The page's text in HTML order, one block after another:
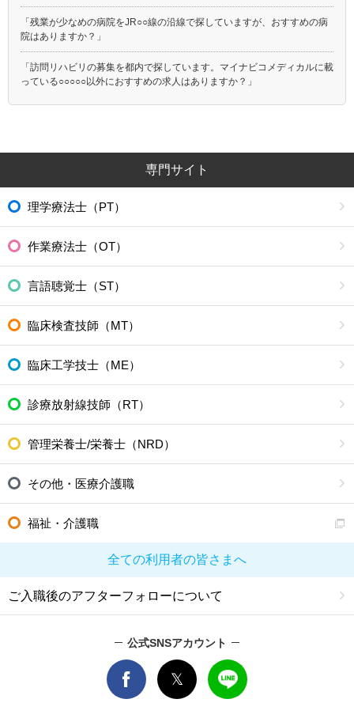
「残業が少なめの病院をJR○○線の沿線で探していますが、おすすめの病
院はありますか？」
「訪問リハビリの募集を都内で探しています。マイナビコメディカルに載
っている○○○○○以外におすすめの求人はありますか？」
専門サイト
理学療法士（PT）
作業療法士（OT）
言語聴覚士（ST）
臨床検査技師（MT）
臨床工学技士（ME）
診療放射線技師（RT）
管理栄養士/栄養士（NRD）
その他・医療介護職
福祉・介護職
全ての利用者の皆さまへ
ご入職後のアフターフォローについて
公式SNSアカウント